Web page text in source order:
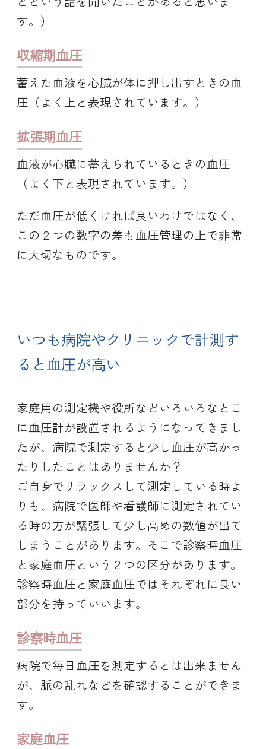
す。）
収縮期血圧
蓄えた血液を心臓が体に押し出すときの血
圧（よく上と表現されています。）
拡張期血圧
血液が心臓に蓄えられているときの血圧
（よく下と表現されています。）
ただ血圧が低くければ良いわけではなく、
この２つの数字の差も血圧管理の上で非常
に大切なものです。
いつも病院やクリニックで計測す
ると血圧が高い
家庭用の測定機や役所などいろいろなとこ
に血圧計が設置されるようになってきまし
たが、病院で測定すると少し血圧が高かっ
たりしたことはありませんか？
ご自身でリラックスして測定している時よ
りも、病院で医師や看護師に測定されてい
る時の方が緊張して少し高めの数値が出て
しまうことがあります。そこで診察時血圧
と家庭血圧という２つの区分があります。
診察時血圧と家庭血圧ではそれぞれに良い
部分を持っていいます。
診察時血圧
病院で毎日血圧を測定するとは出来ません
が、脈の乱れなどを確認することができま
す。
家庭血圧